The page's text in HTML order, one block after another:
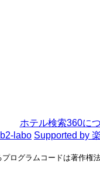
ホテル検索360に
labo Supported by
ログラムコードは著作